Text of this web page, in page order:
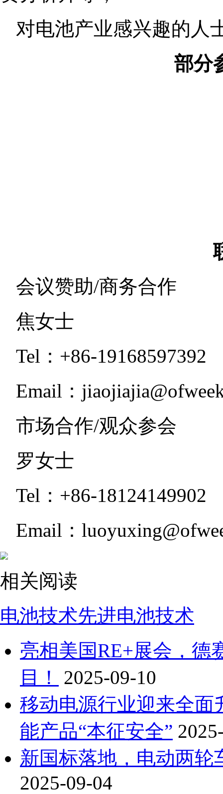
对电池产业感兴趣的人
部分
会议赞助/商务合作
焦女士
Tel：+86-19168597392
Email：
市场合作/观众参会
罗女士
Tel：+86-18124149902
Email：
相关阅读
电池技术先进电池技术
亮相美国RE+展会，德
目！
2025-09-10
移动电源行业迎来全面
能产品“本征安全”
新国标落地，电动两轮
2025-09-04